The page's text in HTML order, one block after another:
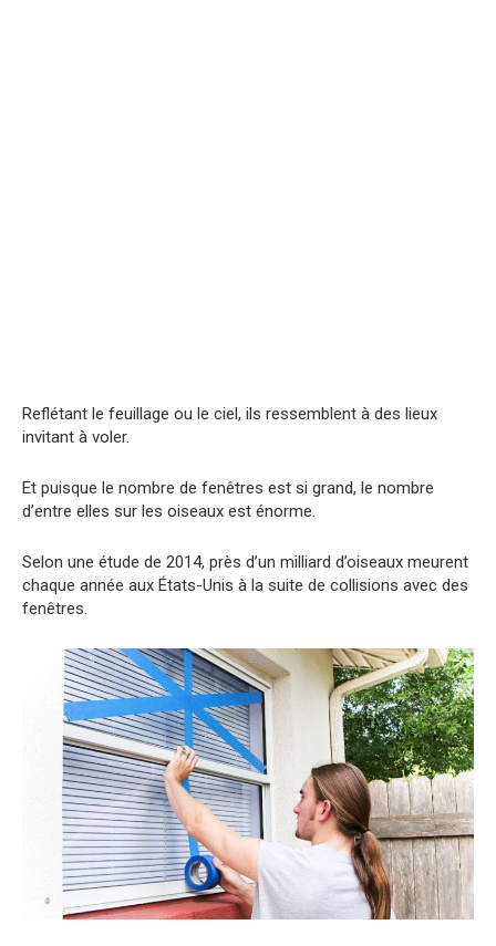
Reflétant le feuillage ou le ciel, ils ressemblent à des lieux
invitant à voler.
Et puisque le nombre de fenêtres est si grand, le nombre
d’entre elles sur les oiseaux est énorme.
Selon une étude de 2014, près d’un milliard d’oiseaux meurent
chaque année aux États-Unis à la suite de collisions avec des
fenêtres.